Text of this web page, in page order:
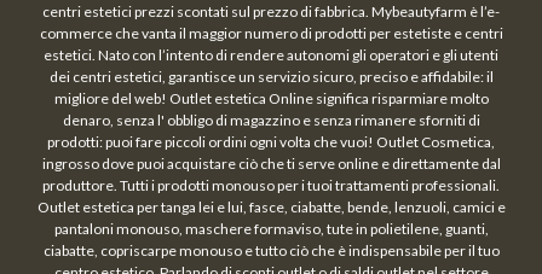
centri estetici prezzi scontati sul prezzo di fabbrica. Mybeautyfarm è l’e-
commerce che vanta il maggior numero di prodotti per estetiste e centri
estetici. Nato con l’intento di rendere autonomi gli operatori e gli utenti
dei centri estetici, garantisce un servizio sicuro, preciso e affidabile: il
migliore del web! Outlet estetica Online significa risparmiare molto
denaro, senza l' obbligo di magazzino e senza rimanere sforniti di
prodotti: puoi fare piccoli ordini ogni volta che vuoi! Outlet Cosmetica,
ingrosso dove puoi acquistare ciò che ti serve online e direttamente dal
produttore. Tutti i prodotti monouso per i tuoi trattamenti professionali.
Outlet estetica per tanga lei e lui, fasce, ciabatte, bende, lenzuoli, camici e
pantaloni monouso, maschere formaviso, tute in polietilene, guanti,
ciabatte, copriscarpe monouso e tutto ciò che è indispensabile per il tuo